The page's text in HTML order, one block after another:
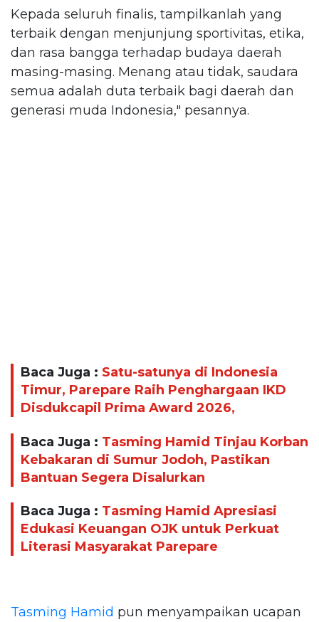
Kepada seluruh finalis, tampilkanlah yang
terbaik dengan menjunjung sportivitas, etika,
dan rasa bangga terhadap budaya daerah
masing-masing. Menang atau tidak, saudara
semua adalah duta terbaik bagi daerah dan
generasi muda Indonesia," pesannya.
Baca Juga : Satu-satunya di Indonesia
Timur, Parepare Raih Penghargaan IKD
Disdukcapil Prima Award 2026,
Baca Juga : Tasming Hamid Tinjau Korban
Kebakaran di Sumur Jodoh, Pastikan
Bantuan Segera Disalurkan
Baca Juga : Tasming Hamid Apresiasi
Edukasi Keuangan OJK untuk Perkuat
Literasi Masyarakat Parepare
Tasming Hamid pun menyampaikan ucapan